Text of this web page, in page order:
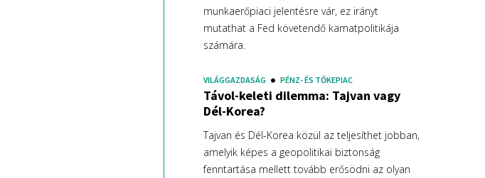
munkaerőpiaci jelentésre vár, ez irányt
mutathat a Fed követendő kamatpolitikája
számára.
VILÁGGAZDASÁG PÉNZ- ÉS TŐKEPIAC
Távol-keleti dilemma: Tajvan vagy
Dél-Korea?
Tajvan és Dél-Korea közül az teljesíthet jobban,
amelyik képes a geopolitikai biztonság
fenntartása mellett tovább erősödni az olyan